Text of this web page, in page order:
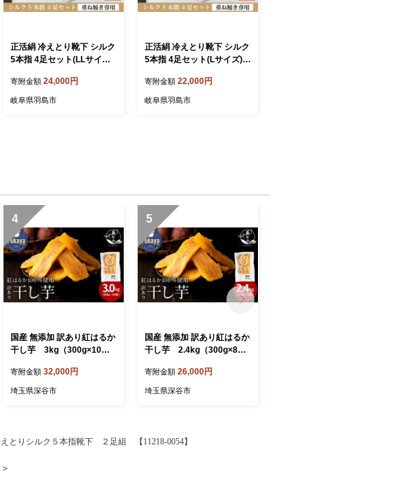
正活絹 冷えとり靴下 シルク
5本指 4足セット(LLサイズ)
寄附金額 24,000円
岐阜県羽島市
正活絹 冷えとり靴下 シルク
5本指 4足セット(Lサイズ)
寄附金額 22,000円
岐阜県羽島市
4
国産 無添加 訳あり紅はるか
干し芋 3kg（300g×10
寄附金額 32,000円
埼玉県深谷市
5
国産 無添加 訳あり紅はるか
干し芋 2.4kg（300g×8
寄附金額 26,000円
埼玉県深谷市
とりシルク５本指靴下 ２足組 【11218-0054】